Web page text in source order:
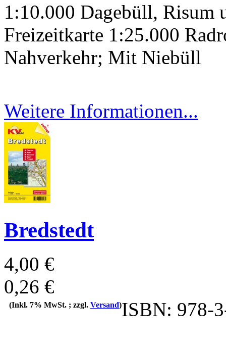
1:10.000 Dagebüll,
Freizeitkarte 1:25.000
Nahverkehr; Mit Niebüll
Weitere Informationen...
Bredstedt
4,00 €
0,26 €
(Inkl. 7% MwSt. ; zzgl. Versand)ISBN: 978-